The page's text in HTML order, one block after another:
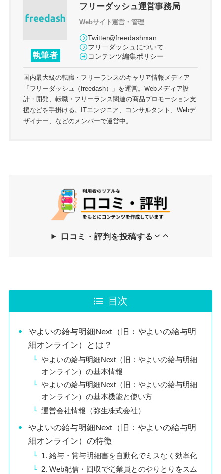
執筆者
フリーダッシュ運営事務局
Webサイト運営・管理
Twitter@freedashman
フリーダッシュについて
コンテンツ編集ポリシー
国内最大級の転職・フリーランスのキャリア情報メディア
「フリーダッシュ（freedash）」を運営。Webメディア設
計・開発、転職・フリーランス関連の商品プロモーション支
援などを手掛ける。ITエンジニア、コンサルタント、Webデ
ザイナー、などのメンバーで運営中。
口コミ・評判を投稿する
目次
やよいの給与明細Next（旧：やよいの給与明
細オンライン）とは？
やよいの給与明細Next（旧：やよいの給与明細
オンライン）の基本情報
やよいの給与明細Next（旧：やよいの給与明細
オンライン）の基本機能と使い方
運営会社情報（弥生株式会社）
やよいの給与明細Next（旧：やよいの給与明
細オンライン）の特徴
1. 給与・賞与明細書を自動化でミスなく効率化
2. Web配信・回収で従業員とのやりとりをスム